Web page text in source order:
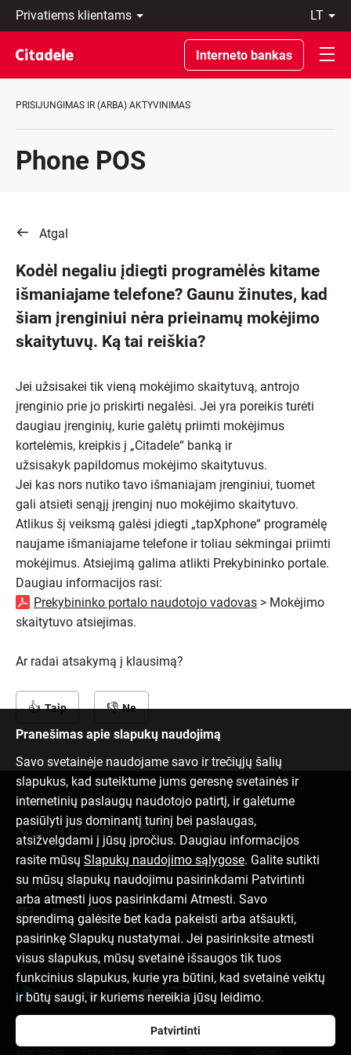
Privatiems
klientams
Verslo
klientams
Private
Apie
REWARDS
lt
LT
EN
Interneto bankas
PRISIJUNGIMAS IR (ARBA) AKTYVINIMAS
Phone POS
Atgal
Kodėl negaliu įdiegti programėlės kitame
išmaniajame telefone? Gaunu žinutes, kad
šiam įrenginiui nėra prieinamų mokėjimo
skaitytuvų. Ką tai reiškia?
Jei užsisakei tik vieną mokėjimo skaitytuvą, antrojo
įrenginio prie jo priskirti negalėsi. Jei yra poreikis turėti
daugiau įrenginių, kurie galėtų priimti mokėjimus
kortelėmis, kreipkis į „Citadele“ banką ir
užsisakyk papildomus mokėjimo skaitytuvus.
Jei kas nors nutiko tavo išmaniajam įrenginiui, tuomet
gali atsieti senąjį įrenginį nuo mokėjimo skaitytuvo.
Atlikus šį veiksmą galėsi įdiegti „tapXphone“ programėlę
naujame išmaniajame telefone ir toliau sėkmingai priimti
mokėjimus. Atsiejimą galima atlikti Prekybininko portale.
Daugiau informacijos rasi:
Prekybininko portalo naudotojo vadovas > Mokėjimo
skaitytuvo atsiejimas.
Ar radai atsakymą į klausimą?
Taip Ne
Pranešimas apie slapukų naudojimą
Savo svetainėje naudojame savo ir trečiųjų šalių
slapukus, kad suteiktume jums geresnę svetainės ir
internetinių paslaugų naudotojo patirtį, ir galėtume
pasiūlyti jus dominantį turinį bei paslaugas,
atsižvelgdami į jūsų įpročius. Daugiau informacijos
rasite mūsų Slapukų naudojimo sąlygose. Galite sutikti
su mūsų slapukų naudojimu pasirinkdami Patvirtinti
arba atmesti juos pasirinkdami Atmesti. Savo
sprendimą galėsite bet kada pakeisti arba atšaukti,
pasirinkę Slapukų nustatymai. Jei pasirinksite atmesti
visus slapukus, mūsų svetainė išsaugos tik tuos
funkcinius slapukus, kurie yra būtini, kad svetainė veiktų
ir būtų saugi, ir kuriems nereikia jūsų leidimo.
Patvirtinti
Susisiek su mumis
(8 5) 221 9091 info@citadele.lt
Socialiniai tinklai
Parsisiųsk mobiliąją programėlę